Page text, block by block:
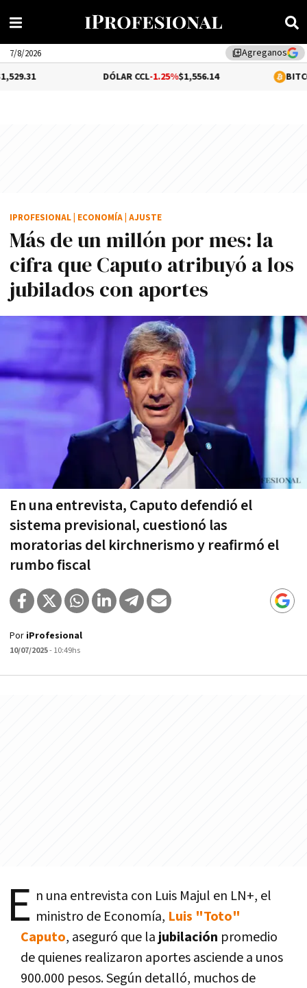
library_addAgreganos
7/8/2026
-1.25%$1,556.14 1.16%
Más de un millón por mes: la
cifra que Caputo atribuyó a los
jubilados con aportes
En una entrevista, Caputo defendió el
sistema previsional, cuestionó las
moratorias del kirchnerismo y reafirmó el
rumbo fiscal
IPROFESIONAL ECONOMÍA AJUSTE
Por iProfesional
10/07/2025- 10:49hs
E n una entrevista con Luis Majul en LN+, el
ministro de Economía, Luis "Toto"
Caputo, aseguró que la jubilación promedio
de quienes realizaron aportes asciende a unos
900.000 pesos. Según detalló, muchos de